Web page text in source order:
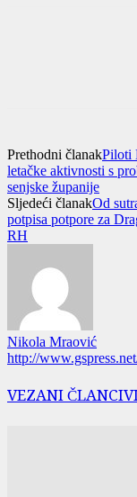
Prethodni članakPiloti
letačke aktivnosti s
senjske županije
Sljedeći članakOd
potpisa potpore za
RH
Nikola Mraović
http://
VEZANI ČLANCI